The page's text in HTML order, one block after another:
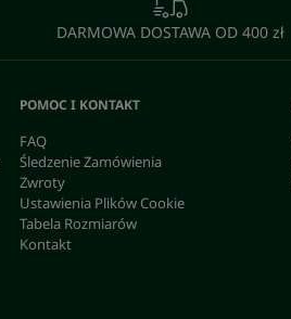
DARMOWA DOSTAWA OD 400 zł
POMOC I KONTAKT
FAQ
Śledzenie Zamówienia
Zwroty
Ustawienia Plików Cookie
Tabela Rozmiarów
Kontakt